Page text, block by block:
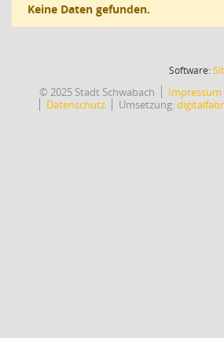
Keine Daten gefunden.
Software:
© 2025 Stadt Schwabach
Impressum
Datenschutz
Umsetzung: